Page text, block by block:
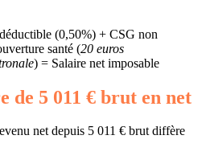
(0,50%) + CSG non
santé (20 euros
) = Salaire net imposable
de 5 011 € brut en net
net depuis 5 011 € brut diffère